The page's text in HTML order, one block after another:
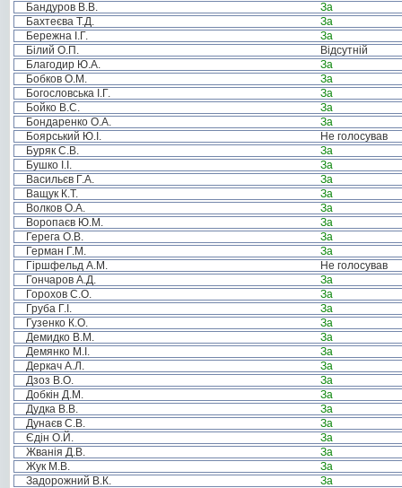
Бандуров В.В.
За
Бахтеєва Т.Д.
За
Бережна І.Г.
За
Білий О.П.
Відсутній
Благодир Ю.А.
За
Бобков О.М.
За
Богословська І.Г.
За
Бойко В.С.
За
Бондаренко О.А.
За
Боярський Ю.І.
Не голосував
Буряк С.В.
За
Бушко І.І.
За
Васильєв Г.А.
За
Ващук К.Т.
За
Волков О.А.
За
Воропаєв Ю.М.
За
Герега О.В.
За
Герман Г.М.
За
Гіршфельд А.М.
Не голосував
Гончаров А.Д.
За
Горохов С.О.
За
Груба Г.І.
За
Гузенко К.О.
За
Демидко В.М.
За
Демянко М.І.
За
Деркач А.Л.
За
Дзоз В.О.
За
Добкін Д.М.
За
Дудка В.В.
За
Дунаєв С.В.
За
Єдін О.Й.
За
Жванія Д.В.
За
Жук М.В.
За
Задорожний В.К.
За